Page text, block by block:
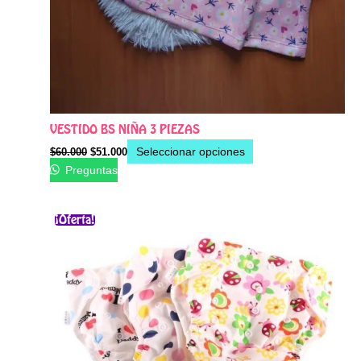
VESTIDO BS NIÑA 3 PIEZAS
$60.000 $51.000 Seleccionar opciones
Preguntas
¡Oferta!
El
precio
$55.000.
es:
$40.000.
tiene
múltiples
variantes.
Las
opciones
se